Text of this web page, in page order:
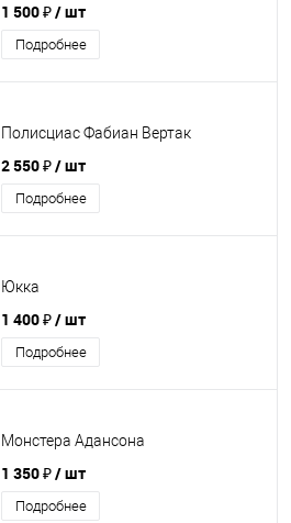
1 500 ₽/ шт
Подробнее
Полисциас Фабиан Вертак
2 550 ₽/ шт
Подробнее
Юкка
1 400 ₽/ шт
Подробнее
Монстера Адансона
1 350 ₽/ шт
Подробнее